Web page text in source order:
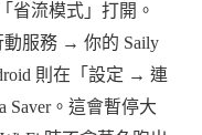
省流模式」打開。
服務 → 你的 Saily
則在「設定 → 連
。這會暫停大